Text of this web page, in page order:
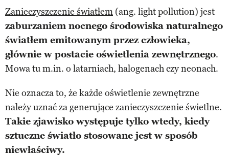
Zanieczyszczenie światłem (ang. light pollution) jest
zaburzaniem nocnego środowiska naturalnego
światłem emitowanym przez człowieka,
głównie w postacie oświetlenia zewnętrznego.
Mowa tu m.in. o latarniach, halogenach czy neonach.
Nie oznacza to, że każde oświetlenie zewnętrzne
należy uznać za generujące zanieczyszczenie świetlne.
Takie zjawisko występuje tylko wtedy, kiedy
sztuczne światło stosowane jest w sposób
niewłaściwy.